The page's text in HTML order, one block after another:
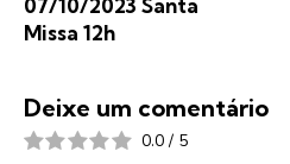
07/10/2023 Santa
Missa 12h
Deixe um comentário
0.0 / 5